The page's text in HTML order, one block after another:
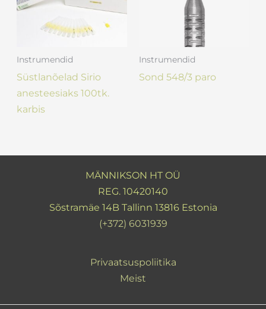
Instrumendid
Süstlanõelad Sirio
anesteesiaks 100tk.
karbis
Instrumendid
Sond 548/3 paro
MÄNNIKSON HT OÜ
REG. 10420140
Sõstramäe 14B Tallinn 13816 Estonia
(+372) 6031939
Privaatsuspoliitika
Meist